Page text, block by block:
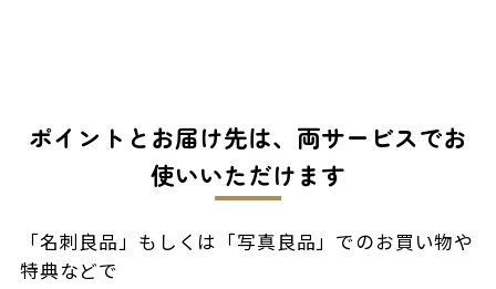
ポイントとお届け先は、両サービスでお
使いいただけます
「名刺良品」もしくは「写真良品」でのお買い物や
特典などで